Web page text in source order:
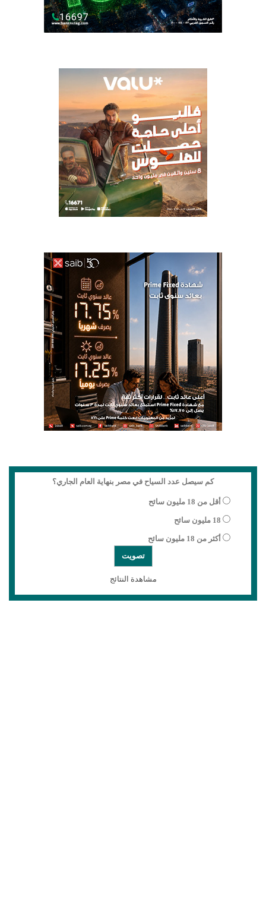
كم سيصل عدد السياح في مصر بنهاية العام الجاري؟
أقل من 18 مليون سائح
18 مليون سائح
أكثر من 18 مليون سائح
مشاهدة النتائج